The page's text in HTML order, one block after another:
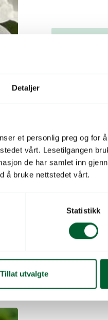
Detaljer
et personlig preg og for
vårt. Lesetilgangen
de har samlet inn
å bruke nettstedet vårt.
Statistikk
Tillat utvalgte
Hardfør serie
Sortsserie